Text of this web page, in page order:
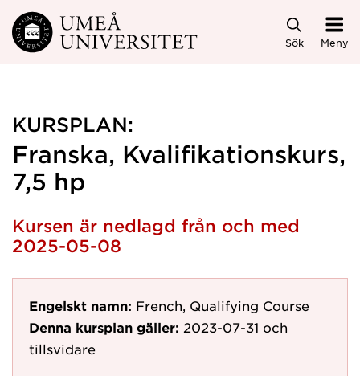
Hoppa direkt till innehållet
Sök Meny
KURSPLAN:
Franska, Kvalifikationskurs,
7,5 hp
Kursen är nedlagd från och med
2025-05-08
Engelskt namn: French, Qualifying Course
Denna kursplan gäller: 2023-07-31 och
tillsvidare